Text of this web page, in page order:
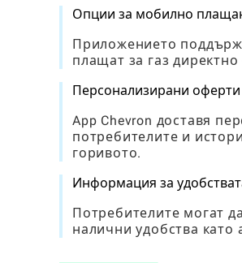
Опции за мобилно
Приложението
плащат за газ
Персонализирани оферти
App Chevron доставя
потребителите и
горивото.
Информация за
Потребителите могат
налични удобства като